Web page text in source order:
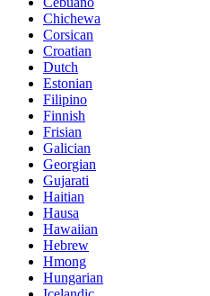
Chichewa
Corsican
Croatian
Dutch
Estonian
Filipino
Finnish
Frisian
Galician
Georgian
Gujarati
Haitian
Hausa
Hawaiian
Hebrew
Hmong
Hungarian